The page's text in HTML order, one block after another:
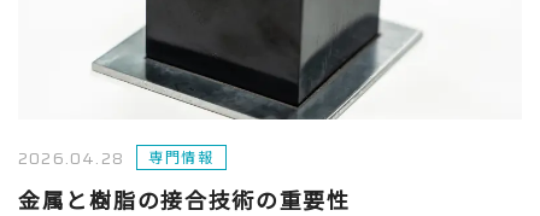
2026.04.28 専門情報
金属と樹脂の接合技術の重要性